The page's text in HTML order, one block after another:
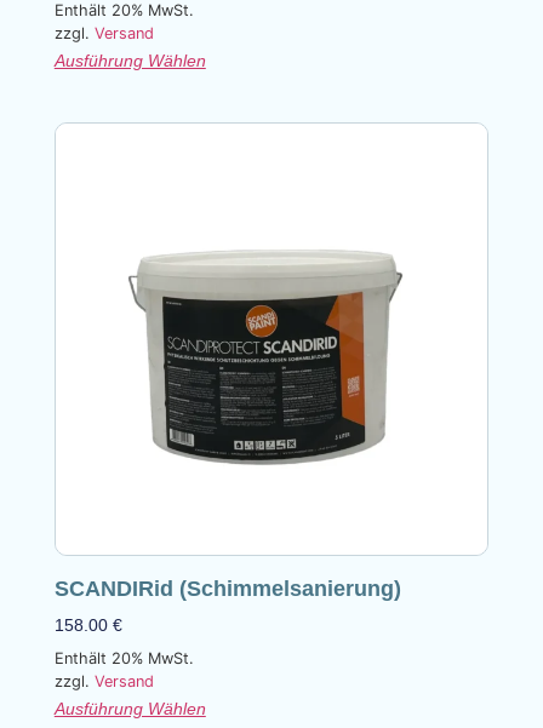
Enthält 20% MwSt.
zzgl. Versand
Ausführung Wählen
SCANDIRid (Schimmelsanierung)
158.00 €
Enthält 20% MwSt.
zzgl. Versand
Ausführung Wählen